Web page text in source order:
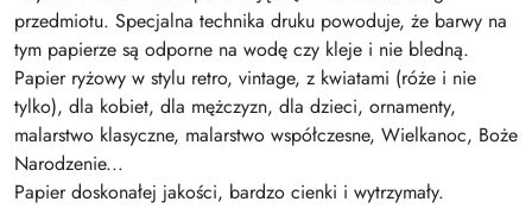
przedmiotu. Specjalna technika druku powoduje, że barwy na
tym papierze są odporne na wodę czy kleje i nie bledną.
Papier ryżowy w stylu retro, vintage, z kwiatami (róże i nie
tylko), dla kobiet, dla mężczyzn, dla dzieci, ornamenty,
malarstwo klasyczne, malarstwo współczesne, Wielkanoc, Boże
Narodzenie...
Papier doskonałej jakości, bardzo cienki i wytrzymały.